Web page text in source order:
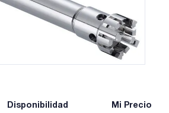
Disponibilidad Mi Precio